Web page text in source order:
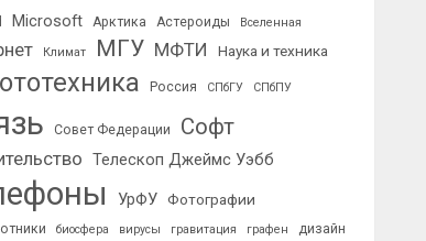
Microsoft Арктика Астероиды Вселенная
Климат МГУ МФТИ Наука и техника
Россия СПбГУ СПбПУ
Совет Федерации Софт
Телескоп Джеймс Уэбб
УрФУ Фотографии
биосфера вирусы гравитация графен
дизайн